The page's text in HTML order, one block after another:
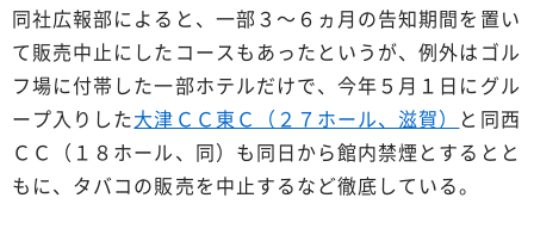
同社広報部によると、一部３～６ヵ月の告知期間を置い
て販売中止にしたコースもあったというが、例外はゴル
フ場に付帯した一部ホテルだけで、今年５月１日にグル
ープ入りした大津ＣＣ東Ｃ（２７ホール、滋賀）
と同西
ＣＣ（１８ホール、同）も同日から館内禁煙とするとと
もに、タバコの販売を中止するなど徹底している。